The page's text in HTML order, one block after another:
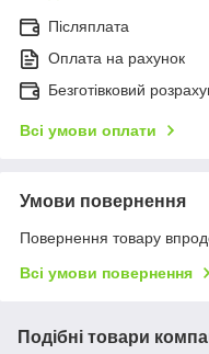
Післяплата
Оплата на рахунок
Безготівковий
Всі умови оплати
Умови повернення
Повернення товару
Всі умови повернення
Подібні товари